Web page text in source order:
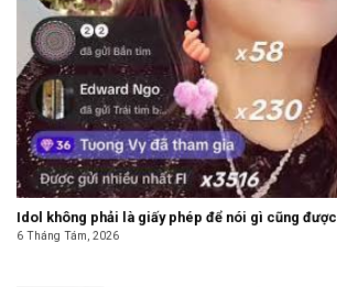
Idol không phải là giấy phép để nói gì cũng được
6 Tháng Tám, 2026